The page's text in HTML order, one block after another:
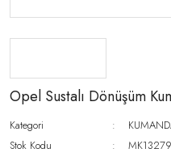
Opel Sustalı Dönüşüm
Kategori
Stok Kodu
MK13279